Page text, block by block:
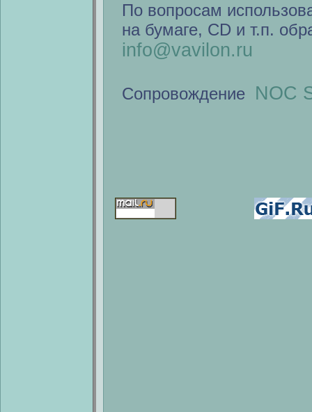
По вопросам
на бумаге, CD и т.п.
info@vavilon.ru
Сопровождение NOC